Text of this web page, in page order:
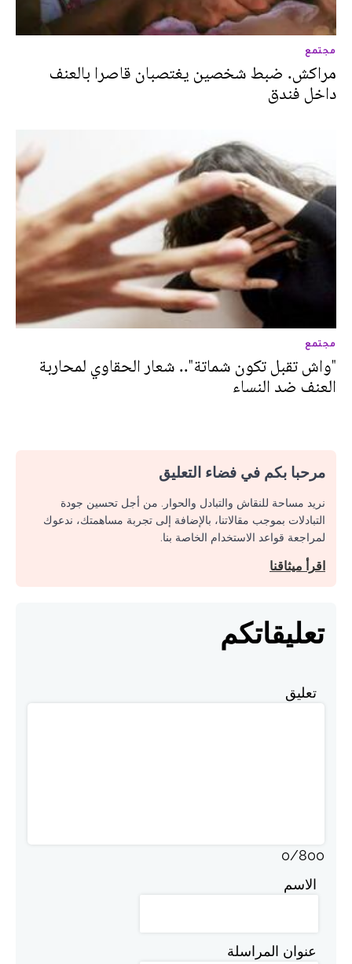
مجتمع
مراكش. ضبط شخصين يغتصبان قاصرا بالعنف
داخل فندق
مجتمع
"واش تقبل تكون شماتة".. شعار الحقاوي لمحاربة
العنف ضد النساء
مرحبا بكم في فضاء التعليق
نريد مساحة للنقاش والتبادل والحوار. من أجل تحسين جودة
التبادلات بموجب مقالاتنا، بالإضافة إلى تجربة مساهمتك، ندعوك
لمراجعة قواعد الاستخدام الخاصة بنا.
اقرأ ميثاقنا
تعليقاتكم
تعليق
0/800
الاسم
عنوان المراسلة